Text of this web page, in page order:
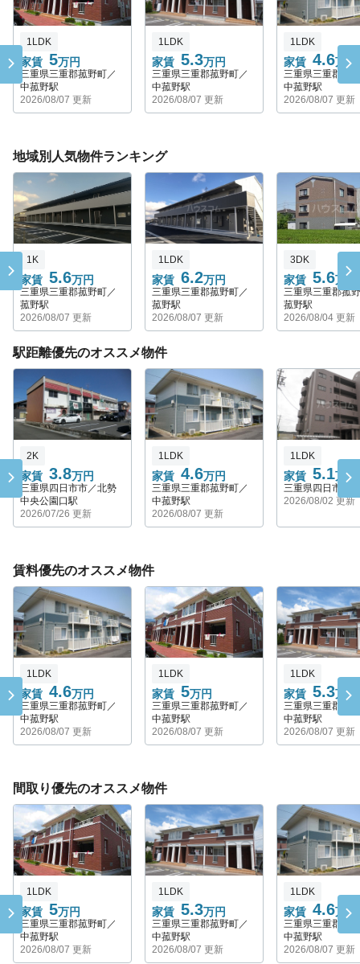
家賃 5万円
1LDK
三重県三重郡菰野町／
中菰野駅
2026/08/07 更新
家賃 5.3万円
1LDK
三重県三重郡菰野町／
中菰野駅
2026/08/07 更新
家賃 4.6万円
1LDK
三重県三重郡菰
中菰野駅
2026/08/07 更新
地域別人気物件ランキング
家賃 5.6万円
1K
三重県三重郡菰野町／
菰野駅
2026/08/07 更新
家賃 6.2万円
1LDK
三重県三重郡菰野町／
菰野駅
2026/08/07 更新
家賃 5.6万円
3DK
三重県三重郡菰
菰野駅
2026/08/04 更新
駅距離優先のオススメ物件
家賃 3.8万円
2K
三重県四日市市／北勢
中央公園口駅
2026/07/26 更新
家賃 4.6万円
1LDK
三重県三重郡菰野町／
中菰野駅
2026/08/07 更新
家賃 5.1万円
1LDK
三重県四日市市
2026/08/02 更新
賃料優先のオススメ物件
家賃 4.6万円
1LDK
三重県三重郡菰野町／
中菰野駅
2026/08/07 更新
家賃 5万円
1LDK
三重県三重郡菰野町／
中菰野駅
2026/08/07 更新
家賃 5.3万円
1LDK
三重県三重郡菰
中菰野駅
2026/08/07 更新
間取り優先のオススメ物件
家賃 5万円
1LDK
三重県三重郡菰野町／
中菰野駅
2026/08/07 更新
家賃 5.3万円
1LDK
三重県三重郡菰野町／
中菰野駅
2026/08/07 更新
家賃 4.6万円
1LDK
三重県三重郡菰
中菰野駅
2026/08/07 更新